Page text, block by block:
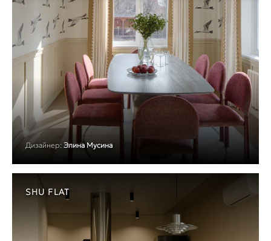
Дизайнер: Элина Мусина
SHU FLAT